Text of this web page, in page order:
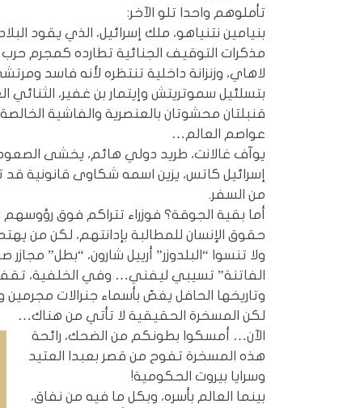
تأملوهم واحدا تلو الآخر:
بنيامين نتنياهو، ملك إسرائيل، الذي يقود
مذكرات التوقيف الجنائية تطارده كمجرم
لاهاي، وزنزانة داخلية تنتظره لأنه فاسد
بتسلئيل سموتريتش وإيتمار بن غفير، الثنائي
قنبلتان محشوتان بالعنصرية والفاشية
عواصم العالم…
يوآف غالانت، طريد دولي هائم، يخشى
إسرائيل كاتس، يزين اسمه شكاوى قانونية
من السفر.
أما بقية الجوقة؟ فوزراء تتراكم فوق
حقوق الإنسان للمطالبة بإدانتهم، لكن من
ولا تنسوا “البلدوزر” أرييل شارون، “بطل”
الفاتنة” تسيبي ليفني… وفي الخلفية، تقف
وتاريخها الحافل يغصّ بأسماء جنرالات
لكن المسخرة الحقيقية لا تأتي من هناك…
الآن… أمسكوا بطونكم من الضحك، رائحة
هذه المسخرة تفوح من قصر بعبدا العتيد
وسرايا بيروت الحكومية!
بينما العالم بأسره، وبكل ما فيه من نفاق،